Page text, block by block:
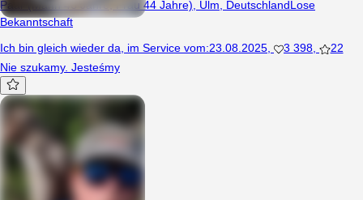
Paar (Mann 46 Jahre, Frau 44 Jahre), Ulm, DeutschlandLose
Bekanntschaft
Ich bin gleich wieder da
im Service vom:23.08.2025 3 398
22
Nie szukamy. Jesteśmy